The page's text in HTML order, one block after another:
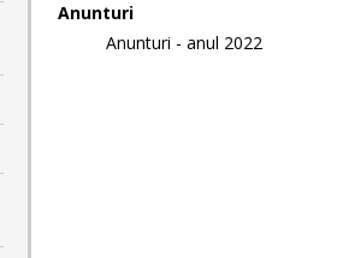
Anunturi
Anunturi - anul 2022